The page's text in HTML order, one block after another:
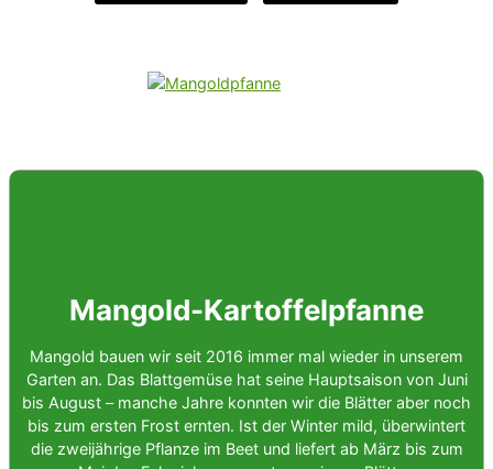
Mangold-Kartoffelpfanne
Mangold bauen wir seit 2016 immer mal wieder in unserem
Garten an. Das Blattgemüse hat seine Hauptsaison von Juni
bis August – manche Jahre konnten wir die Blätter aber noch
bis zum ersten Frost ernten. Ist der Winter mild, überwintert
die zweijährige Pflanze im Beet und liefert ab März bis zum